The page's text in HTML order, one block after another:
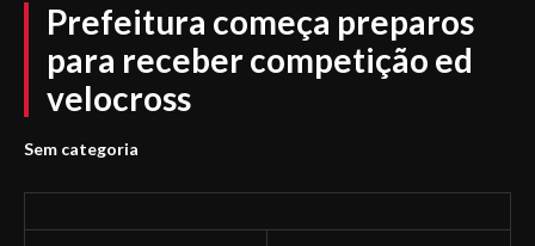
Prefeitura começa preparos
para receber competição ed
velocross
Sem categoria